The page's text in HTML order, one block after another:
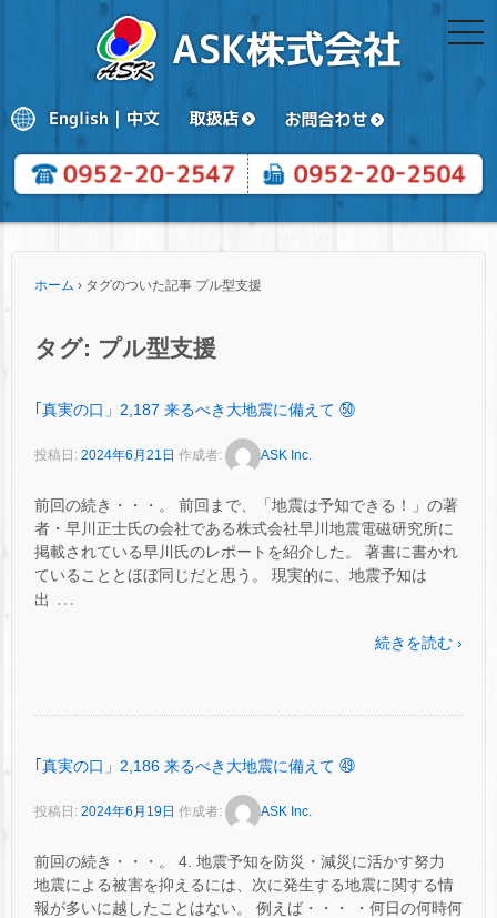
ホーム › タグのついた記事 プル型支援
タグ: プル型支援
｢真実の口」2,187 来るべき大地震に備えて ㊿
投稿日: 2024年6月21日 作成者: ASK Inc.
前回の続き・・・。 前回まで、「地震は予知できる！」の著
者・早川正士氏の会社である株式会社早川地震電磁研究所に
掲載されている早川氏のレポートを紹介した。 著書に書かれ
ていることとほぼ同じだと思う。 現実的に、地震予知は
出 …
続きを読む ›
｢真実の口」2,186 来るべき大地震に備えて ㊾
投稿日: 2024年6月19日 作成者: ASK Inc.
前回の続き・・・。 4. 地震予知を防災・減災に活かす努力
地震による被害を抑えるには、次に発生する地震に関する情
報が多いに越したことはない。 例えば・・・ ・何日の何時何